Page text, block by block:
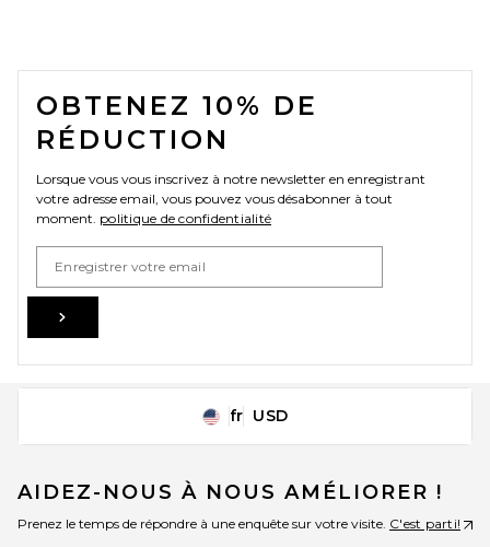
FOOTER
OBTENEZ 10% DE
RÉDUCTION
Lorsque vous vous inscrivez à notre newsletter en enregistrant
votre adresse email, vous pouvez vous désabonner à tout
moment. politique de confidentialité
Change Country Regions
fr USD
AIDEZ-NOUS À NOUS AMÉLIORER !
Prenez le temps de répondre à une enquête sur votre visite. C'est parti!